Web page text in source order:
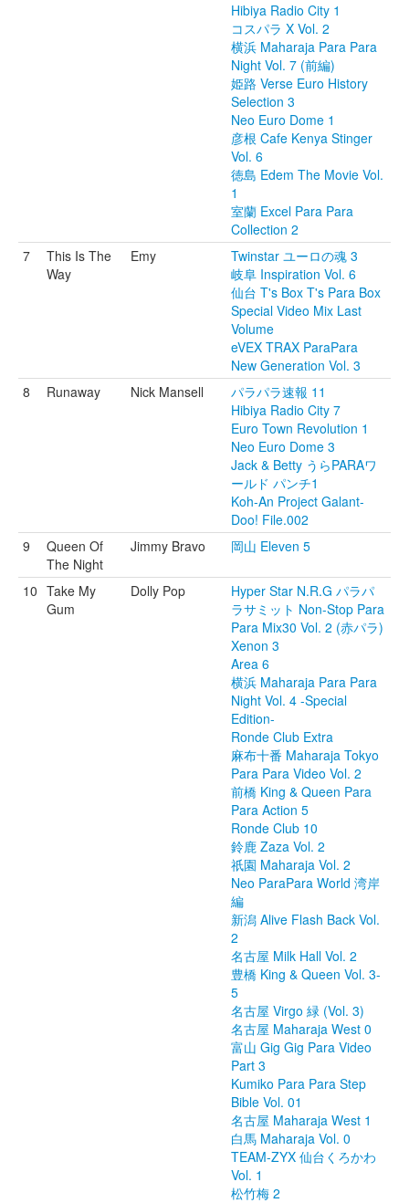
Hibiya Radio City 1
コスパラ X Vol. 2
横浜 Maharaja Para Para
Night Vol. 7 (前編)
姫路 Verse Euro History
Selection 3
Neo Euro Dome 1
彦根 Cafe Kenya Stinger
Vol. 6
徳島 Edem The Movie Vol.
1
室蘭 Excel Para Para
Collection 2
7
This Is The
Way
Emy
Twinstar ユーロの魂 3
岐阜 Inspiration Vol. 6
仙台 T's Box T's Para Box
Special Video Mix Last
Volume
eVEX TRAX ParaPara
New Generation Vol. 3
8
Runaway Nick Mansell
パラパラ速報 11
Hibiya Radio City 7
Euro Town Revolution 1
Neo Euro Dome 3
Jack & Betty うらPARAワ
ールド パンチ1
Koh-An Project Galant-
Doo! File.002
9
Queen Of
The Night
Jimmy Bravo 岡山 Eleven 5
10 Take My
Gum
Dolly Pop
Hyper Star N.R.G パラパ
ラサミット Non-Stop Para
Para Mix30 Vol. 2 (赤パラ)
Xenon 3
Area 6
横浜 Maharaja Para Para
Night Vol. 4 -Special
Edition-
Ronde Club Extra
麻布十番 Maharaja Tokyo
Para Para Video Vol. 2
前橋 King & Queen Para
Para Action 5
Ronde Club 10
鈴鹿 Zaza Vol. 2
祇園 Maharaja Vol. 2
Neo ParaPara World 湾岸
編
新潟 Alive Flash Back Vol.
2
名古屋 Milk Hall Vol. 2
豊橋 King & Queen Vol. 3-
5
名古屋 Virgo 緑 (Vol. 3)
名古屋 Maharaja West 0
富山 Gig Gig Para Video
Part 3
Kumiko Para Para Step
Bible Vol. 01
名古屋 Maharaja West 1
白馬 Maharaja Vol. 0
TEAM-ZYX 仙台くろかわ
Vol. 1
松竹梅 2